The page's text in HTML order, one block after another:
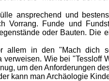
ansprechend und
Vorrang. Funde und
oder Bauten.
allem in den "Mach dich
verweisen. Wie bei
um den Anforderungen
kann man Archäologie